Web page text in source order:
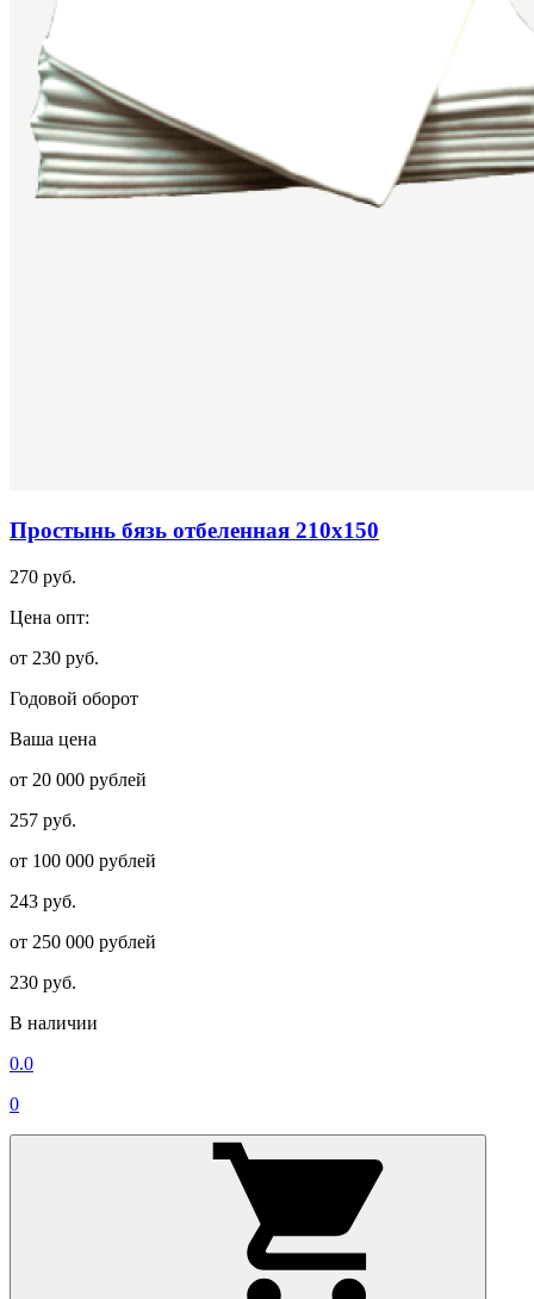
Простынь бязь отбеленная 210х150
270 руб.
Цена опт:
от 230 руб.
Годовой оборот
Ваша цена
от 20 000 рублей
257 руб.
от 100 000 рублей
243 руб.
от 250 000 рублей
230 руб.
В наличии
0.0
0